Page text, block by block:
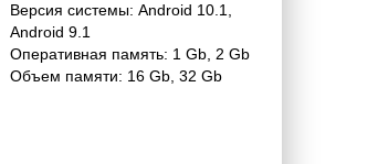
Версия системы: Android 10.1
Android 9.1
Оперативная память: 1 Gb 2 Gb
Объем памяти: 16 Gb 32 Gb